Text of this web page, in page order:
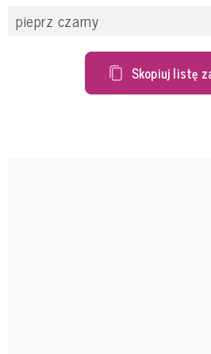
pieprz czarny
Skopiuj listę